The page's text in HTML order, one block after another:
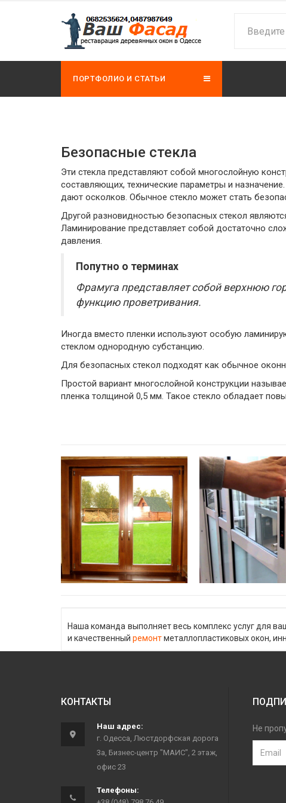
ПОРТФОЛИО И СТАТЬИ
Безопасные стекла
Эти стекла представляют собой многослойную
составляющих, технические параметры и
дают осколков. Обычное стекло может стать
Другой разновидностью безопасных стекол
Ламинирование представляет собой достаточно
давления.
Попутно о терминах
Фрамуга представляет собой верхнюю
функцию проветривания.
Иногда вместо пленки используют особую
стеклом однородную субстанцию.
Для безопасных стекол подходят как обычное
Простой вариант многослойной конструкции
пленка толщиной 0,5 мм. Такое стекло обладает
Наша команда выполняет весь комплекс услуг для
и качественный ремонтметаллопластиковых окон,
КОНТАКТЫ
Наш адрес:
г. Одесса, Люстдорфская дорога
3а, Бизнес-центр "МАИС", 2 этаж,
офис 23
Телефоны:
Не